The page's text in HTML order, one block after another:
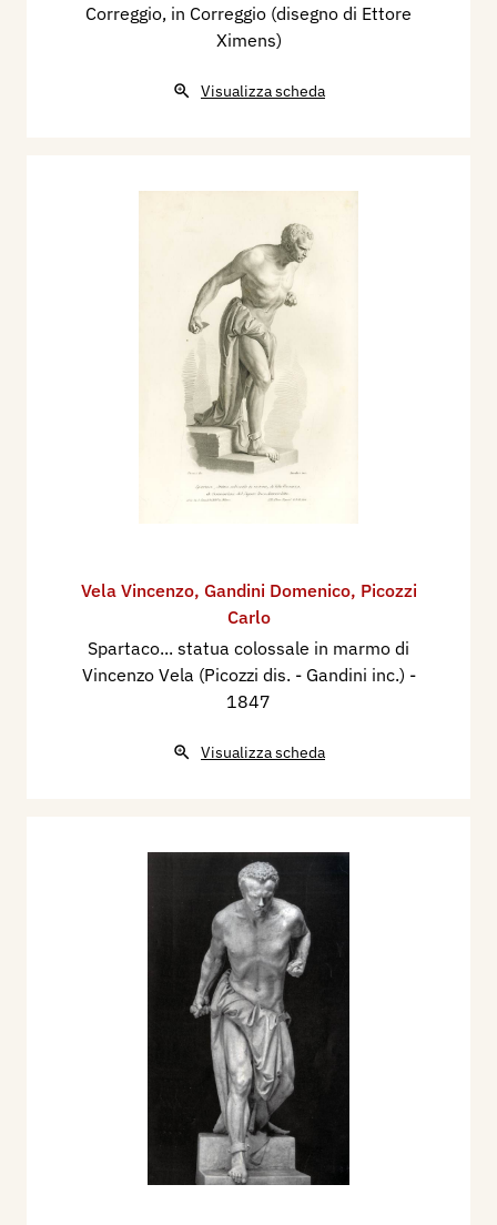
Correggio, in Correggio (disegno di Ettore
Ximens)
Visualizza scheda
Vela Vincenzo, Gandini Domenico, Picozzi
Carlo
Spartaco... statua colossale in marmo di
Vincenzo Vela (Picozzi dis. - Gandini inc.) -
1847
Visualizza scheda